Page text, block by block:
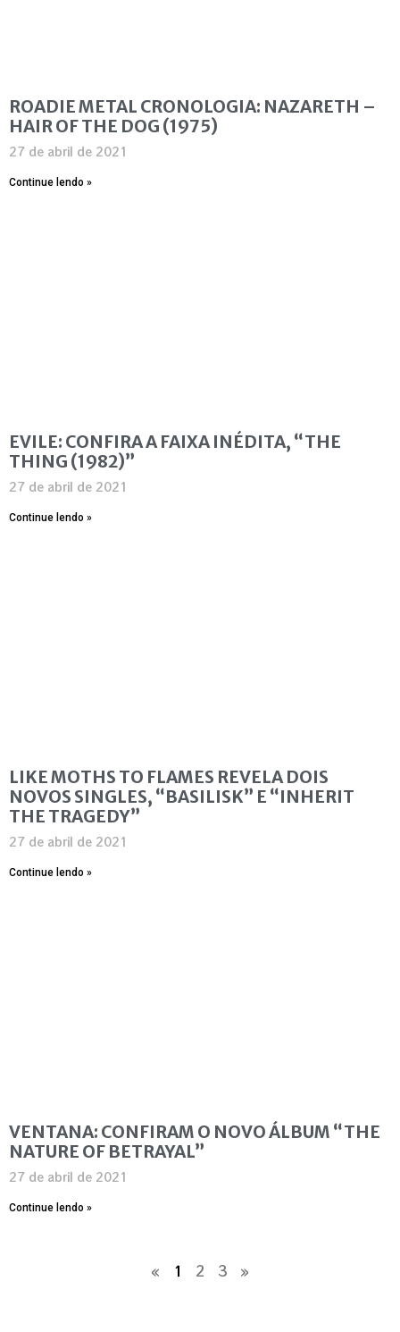
ROADIE METAL CRONOLOGIA: NAZARETH –
HAIR OF THE DOG (1975)
27 de abril de 2021
Continue lendo »
EVILE: CONFIRA A FAIXA INÉDITA, “THE
THING (1982)”
27 de abril de 2021
Continue lendo »
LIKE MOTHS TO FLAMES REVELA DOIS
NOVOS SINGLES, “BASILISK” E “INHERIT
THE TRAGEDY”
27 de abril de 2021
Continue lendo »
VENTANA: CONFIRAM O NOVO ÁLBUM “THE
NATURE OF BETRAYAL”
27 de abril de 2021
Continue lendo »
« 1 2 3 »